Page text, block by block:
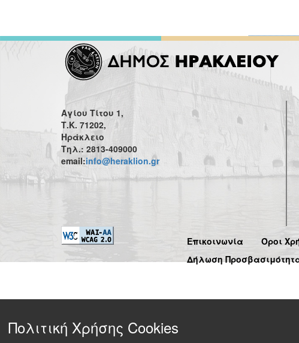
Αγίου Τίτου 1,
Τ.Κ. 71202,
Ηράκλειο
Τηλ.: 2813-409000
email:info@heraklion.gr
Επικοινωνία
Όροι
Δήλωση
Πολιτική Χρήσης Cookies